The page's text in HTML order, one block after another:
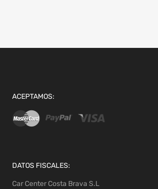
ACEPTAMOS:
DATOS FISCALES:
Car Center Costa Brava S.L